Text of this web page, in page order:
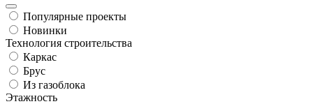
Популярные проекты
Новинки
Технология строительства
Каркас
Брус
Из газоблока
Этажность